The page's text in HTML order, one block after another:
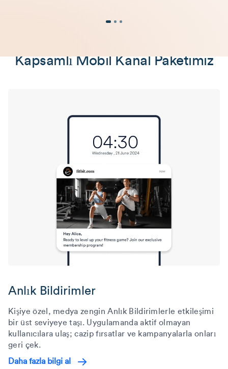
Kapsamlı Mobil Kanal Paketimiz
Anlık Bildirimler
Kişiye özel, medya zengin Anlık Bildirimlerle etkileşimi
bir üst seviyeye taşı. Uygulamanda aktif olmayan
kullanıcılara ulaş; cazip fırsatlar ve kampanyalarla onları
geri çek.
Daha fazla bilgi al